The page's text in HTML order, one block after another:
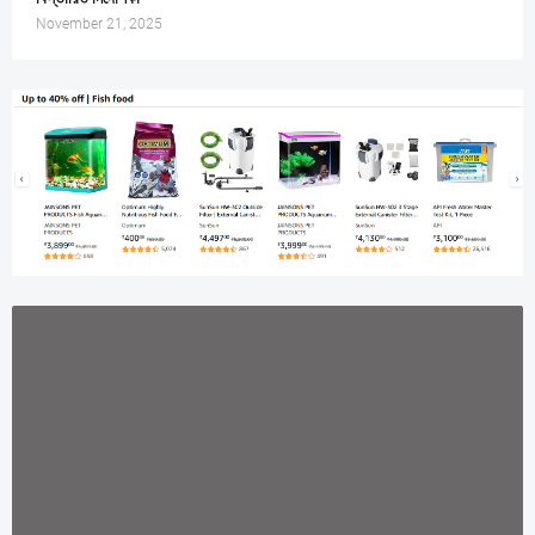
November 21, 2025